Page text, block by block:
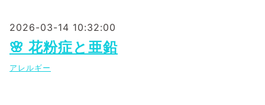
2026-03-14 10:32:00
🌸 花粉症と亜鉛
アレルギー